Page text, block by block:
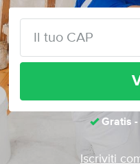
Gratis -
Iscriviti